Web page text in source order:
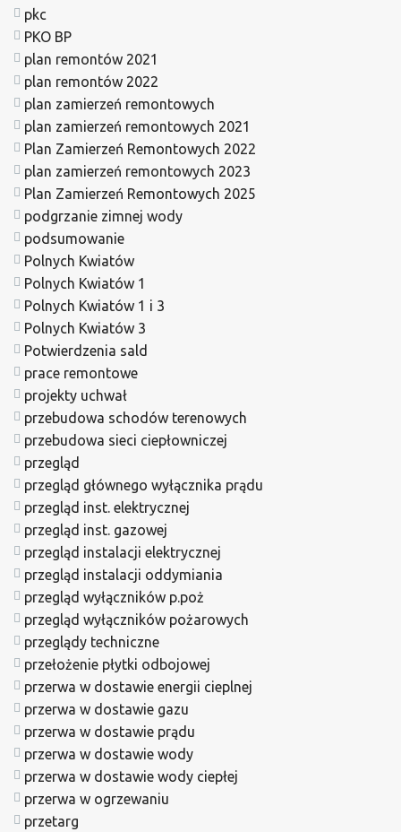
pkc
PKO BP
plan remontów 2021
plan remontów 2022
plan zamierzeń remontowych
plan zamierzeń remontowych 2021
Plan Zamierzeń Remontowych 2022
plan zamierzeń remontowych 2023
Plan Zamierzeń Remontowych 2025
podgrzanie zimnej wody
podsumowanie
Polnych Kwiatów
Polnych Kwiatów 1
Polnych Kwiatów 1 i 3
Polnych Kwiatów 3
Potwierdzenia sald
prace remontowe
projekty uchwał
przebudowa schodów terenowych
przebudowa sieci ciepłowniczej
przegląd
przegląd głównego wyłącznika prądu
przegląd inst. elektrycznej
przegląd inst. gazowej
przegląd instalacji elektrycznej
przegląd instalacji oddymiania
przegląd wyłączników p.poż
przegląd wyłączników pożarowych
przeglądy techniczne
przełożenie płytki odbojowej
przerwa w dostawie energii cieplnej
przerwa w dostawie gazu
przerwa w dostawie prądu
przerwa w dostawie wody
przerwa w dostawie wody ciepłej
przerwa w ogrzewaniu
przetarg